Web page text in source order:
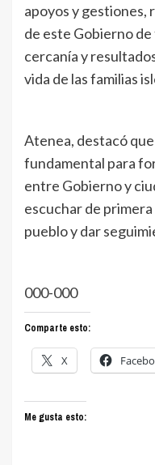
apoyos y gestiones,
de este Gobierno
cercanía y
vida de las familias
Atenea, destacó
fundamental para
entre Gobierno y
escuchar de
pueblo y dar
000-000
Comparte esto:
X
Me gusta esto: